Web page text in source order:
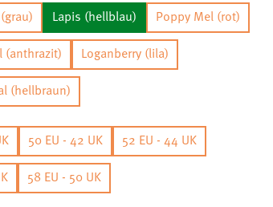
Lapis (hellblau) Poppy Mel (rot)
(anthrazit) Loganberry (lila)
(hellbraun)
50 EU - 42 UK 52 EU - 44 UK
58 EU - 50 UK